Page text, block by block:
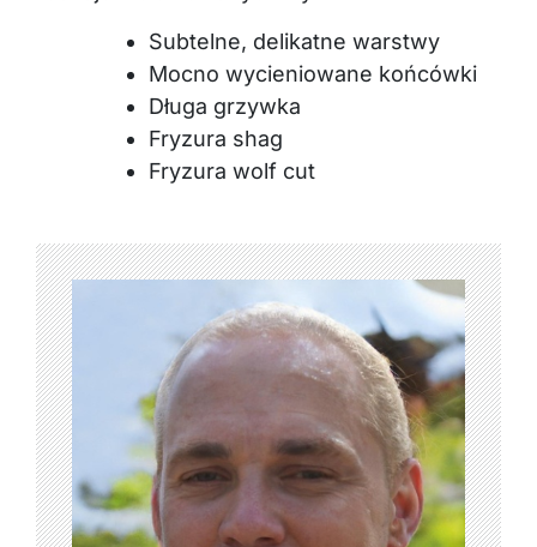
Subtelne, delikatne warstwy
Mocno wycieniowane końcówki
Długa grzywka
Fryzura shag
Fryzura wolf cut